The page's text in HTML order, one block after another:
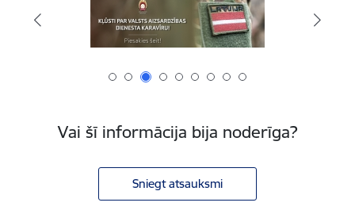
Vai šī informācija bija noderīga?
Sniegt atsauksmi